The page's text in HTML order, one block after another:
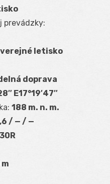
prevádzky:
letisko
doprava
E17°19′47″
188 m. n. m.
/ — / —